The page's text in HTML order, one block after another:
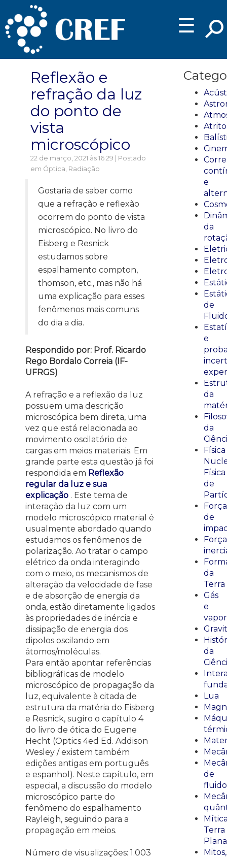
☰
Reflexão e
refração da luz
do ponto de
vista
microscópico
22 de março, 2021 às 16:29 | Postado
em Óptica, Radiação
Gostaria de saber como
que a refração e reflexão
ocorrem do ponto de vista
microscópico. No livro do
Eisberg e Resnick
estudamos sobre
espalhamento compton,
thomson, etc., mas não há
uma explicação para esses
fenômenos mais comuns
do dia a dia.
Respondido por: Prof. Ricardo
Rego Bordalo Correia (IF-
UFRGS)
A refração e a reflexão da luz
possuem uma descrição
microscópica bem direta, uma
vez que está relacionada ao
movimento oscilatório de
cargas em meios materiais. Em
grande parte esta questão já foi
respondida em Reflexão
regular da luz e sua
explicação . Este tema de
interação da luz com um
modelo microscópico material é
usualmente abordado quando
estudamos os fenômenos de
polarização. Ao tratar o campo
elétrico da onda interagindo
com o meio, os mecanismos de
alteração da velocidade de fase
e de absorção de energia da
onda, estão diretamente ligados
às propriedades de inércia e
dissipação de energia dos
dipolos oscilando em
átomos/moléculas.
Para então apontar referências
bibliográficas de modelo
microscópico de propagação da
luz, equivalente à citada de
estrutura da matéria do Eisberg
e Resnick, sugiro o capítulo 4
do livro de ótica do Eugene
Hecht (Optics 4ed Ed. Addison
Wesley / existem também
edições antigas em português
e espanhol). Neste capítulo, em
especial, a discussão do modelo
microscópico parte do
fenômeno do espalhamento
Rayleigh, seguindo para a
propagação em meios.
Número de visualizações: 1.003
Atrito
e
da
de
e
da
da
Física
Física
de
Força
de
da
Terra
Gás
e
vapor
da
Lua
de
Terra
Plana
Mitos,